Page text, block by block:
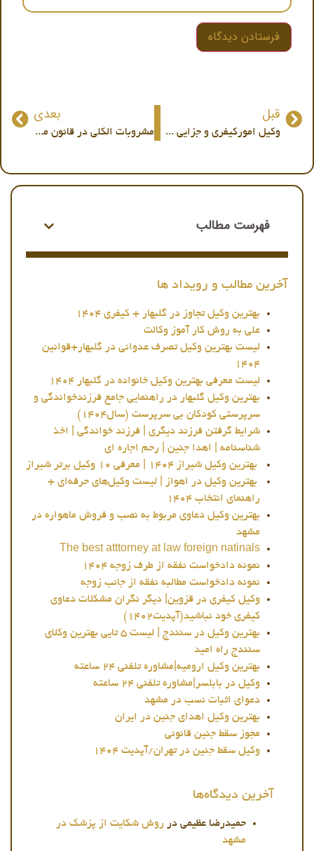
قبل
وکیل امورکیفری و جزایی در تهران
بعدی
مشروبات الکلی در قانون ما چه حکمی دارد ؟
فهرست مطالب
آخرین مطالب و رویداد ها
بهترین وکیل تجاوز در گلبهار + کیفری 1404
علی به روش کار آموز وکالت
لیست بهترین وکیل تصرف عدوانی در گلبهار+قوانین
1404
لیست معرفی بهترین وکیل خانواده در گلبهار 1404
بهترین وکیل گلبهار در راهنمایی جامع فرزندخواندگی و
سرپرستی کودکان بی سرپرست (سال1404)
شرایط گرفتن فرزند دیگری | فرزند خواندگی | اخذ
شناسنامه | اهدا جنین | رحم اجاره ای
بهترین وکیل شیراز 1404 | معرفی ۱۰ وکیل برتر شیراز
بهترین وکیل در اهواز | لیست وکیل‌های حرفه‌ای +
راهنمای انتخاب 1404
بهترین وکیل دعاوی مربوط به نصب و فروش ماهواره در
مشهد
The best atttorney at law foreign natinals
نمونه دادخواست نفقه از طرف زوجه 1404
نمونه دادخواست مطالبه نفقه از جانب زوجه
وکیل کیفری در قزوین| دیگر نگران مشکلات دعاوی
کیفری خود نباشید(آپدیت1402)
بهترین وکیل در سنندج | لیست 5 تایی بهترین وکلای
سنندج راه امید
بهترین وکیل ارومیه|مشاوره تلفنی 24 ساعته
وکیل در بابلسر|مشاوره تلفنی 24 ساعته
دعوای اثبات نسب در مشهد
بهترین وکیل اهدای جنین در ایران
مجوز سقط جنین قانونی
وکیل سقط جنین در تهران/آپدیت 1404
آخرین دیدگاه‌ها
حمیدرضا عظیمی در روش شکایت از پزشک در
مشهد